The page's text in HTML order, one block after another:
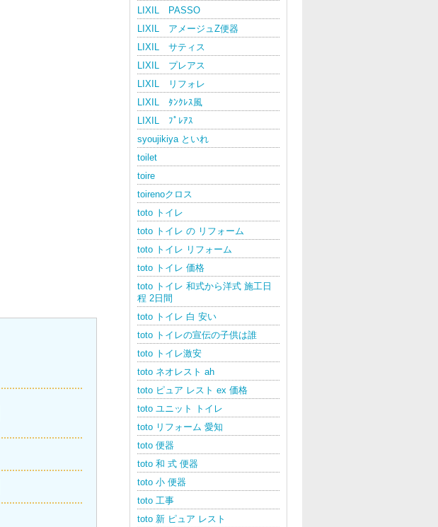
LIXIL PASSO
LIXIL アメージュZ便器
LIXIL サティス
LIXIL プレアス
LIXIL リフォレ
LIXIL ﾀﾝｸﾚｽ風
LIXIL ﾌﾟﾚｱｽ
syoujikiya といれ
toilet
toire
toirenoクロス
toto トイレ
toto トイレ の リフォーム
toto トイレ リフォーム
toto トイレ 価格
toto トイレ 和式から洋式 施工日
程 2日間
toto トイレ 白 安い
toto トイレの宣伝の子供は誰
toto トイレ激安
toto ネオレスト ah
toto ピュア レスト ex 価格
toto ユニット トイレ
toto リフォーム 愛知
toto 便器
toto 和 式 便器
toto 小 便器
toto 工事
toto 新 ピュア レスト